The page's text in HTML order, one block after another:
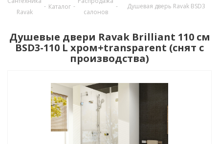
Ravak
- Каталог -
салонов
- Душевая дверь Ravak BSD3
Душевые двери Ravak Brilliant 110 см
BSD3-110 L хром+transparent (снят с
производства)